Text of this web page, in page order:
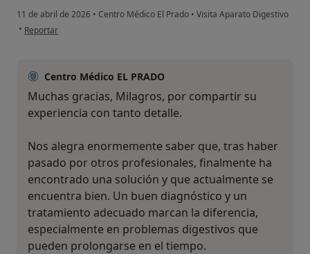
11 de abril de 2026 • Centro Médico El Prado • Visita Aparato Digestivo
• en opinión del usuario Milagros Madroño
Reportar
Centro Médico EL PRADO
Muchas gracias, Milagros, por compartir su
experiencia con tanto detalle.
Nos alegra enormemente saber que, tras haber
pasado por otros profesionales, finalmente ha
encontrado una solución y que actualmente se
encuentra bien. Un buen diagnóstico y un
tratamiento adecuado marcan la diferencia,
especialmente en problemas digestivos que
pueden prolongarse en el tiempo.